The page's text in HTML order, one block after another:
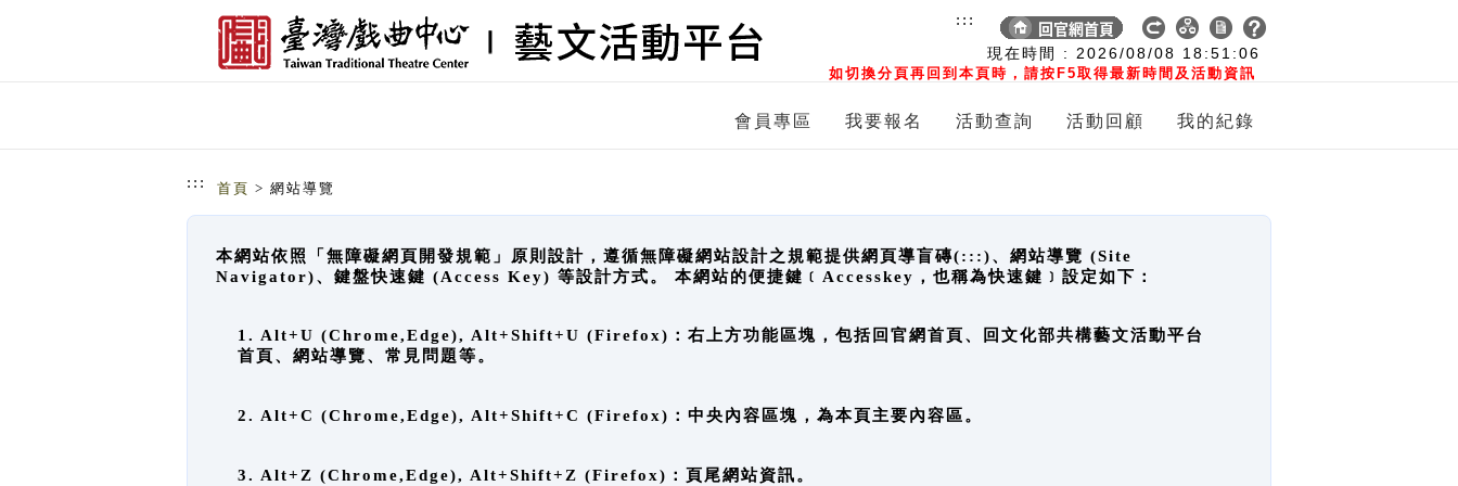
現在時間 : 2026/08/08 18:51:06
如切換分頁再回到本頁時，請按F5取得最新時間及活動資訊
:::
會員專區 我要報名 活動查詢 活動回顧 我的紀錄
::: 首頁 > 網站導覽
本網站依照「無障礙網頁開發規範」原則設計，遵循無障礙網站設計之規範提供網頁導盲磚(:::)、網站導覽 (Site
Navigator)、鍵盤快速鍵 (Access Key) 等設計方式。 本網站的便捷鍵﹝Accesskey，也稱為快速鍵﹞設定如下：
1. Alt+U (Chrome,Edge), Alt+Shift+U (Firefox)：右上方功能區塊，包括回官網首頁、回文化部共構藝文活動平台
首頁、網站導覽、常見問題等。
2. Alt+C (Chrome,Edge), Alt+Shift+C (Firefox)：中央內容區塊，為本頁主要內容區。
3. Alt+Z (Chrome,Edge), Alt+Shift+Z (Firefox)：頁尾網站資訊。